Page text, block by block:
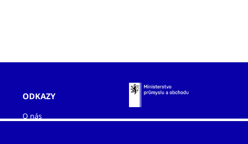
ODKAZY
O nás